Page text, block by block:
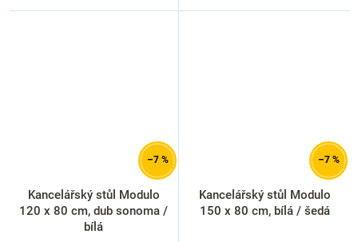
–7 %
Kancelářský stůl Modulo
120 x 80 cm, dub sonoma /
bílá
–7 %
Kancelářský stůl Modulo
150 x 80 cm, bílá / šedá